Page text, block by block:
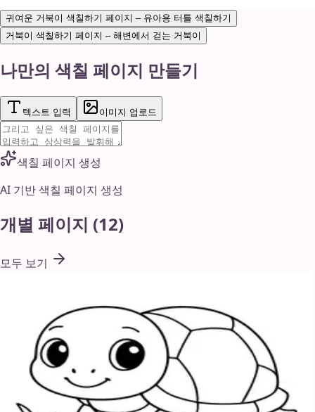
귀여운 거북이 색칠하기 페이지 – 유아용 터틀 색칠하기
거북이 색칠하기 페이지 – 해변에서 걷는 거북이
나만의 색칠 페이지 만들기
텍스트 입력 이미지 업로드
색칠 페이지 생성
AI 기반 색칠 페이지 생성
개별 페이지 (12)
모두 보기